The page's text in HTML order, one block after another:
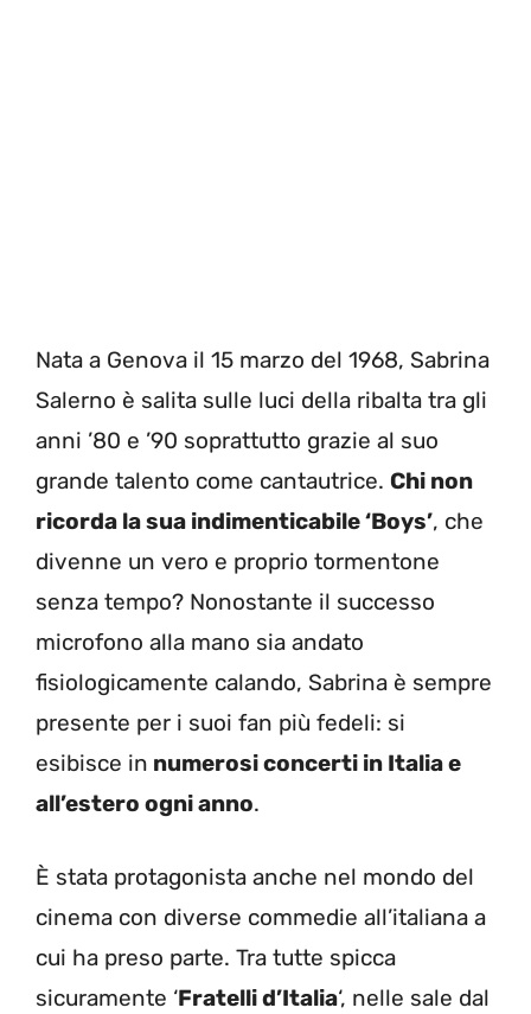
Nata a Genova il 15 marzo del 1968, Sabrina
Salerno è salita sulle luci della ribalta tra gli
anni ’80 e ’90 soprattutto grazie al suo
grande talento come cantautrice. Chi non
ricorda la sua indimenticabile ‘Boys’, che
divenne un vero e proprio tormentone
senza tempo? Nonostante il successo
microfono alla mano sia andato
fisiologicamente calando, Sabrina è sempre
presente per i suoi fan più fedeli: si
esibisce in numerosi concerti in Italia e
all’estero ogni anno.
È stata protagonista anche nel mondo del
cinema con diverse commedie all’italiana a
cui ha preso parte. Tra tutte spicca
sicuramente ‘Fratelli d’Italia‘, nelle sale dal